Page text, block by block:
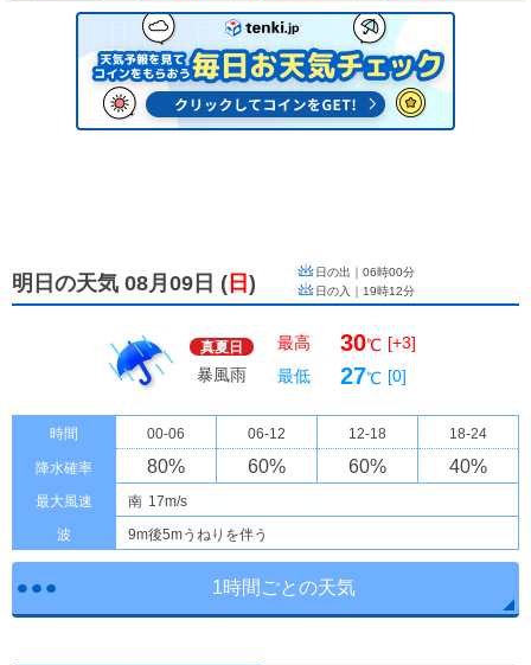
明日の天気 08月09日 ( 日 ) 日の出｜ 06時00分
日の入｜ 19時12分
真夏日
暴風雨
最高 30℃ [+3]
最低
27℃ [0]
時間 00-06 06-12 12-18 18-24
降水確率 80% 60% 60% 40%
最大風速 南 17m/s
波
9m後5mうねりを伴う
1時間ごとの天気